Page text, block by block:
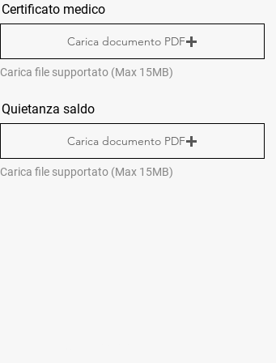
Certificato medico
Carica documento PDF
Carica file supportato (Max 15MB)
Quietanza saldo
Carica documento PDF
Carica file supportato (Max 15MB)